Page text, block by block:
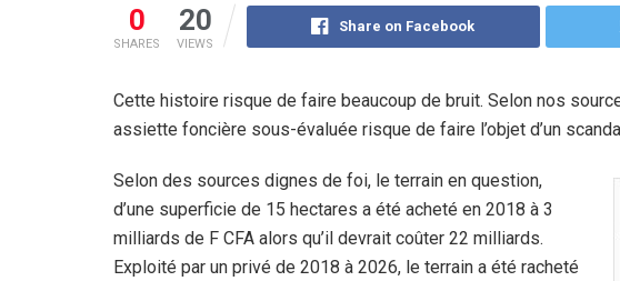
0
SHARES
20
VIEWS
Share on Facebook
Cette histoire risque de faire beaucoup de bruit. Selon nos
assiette foncière sous-évaluée risque de faire l’objet d’un
Selon des sources dignes de foi, le terrain en question,
d’une superficie de 15 hectares a été acheté en 2018 à 3
milliards de F CFA alors qu’il devrait coûter 22 milliards.
Exploité par un privé de 2018 à 2026, le terrain a été racheté